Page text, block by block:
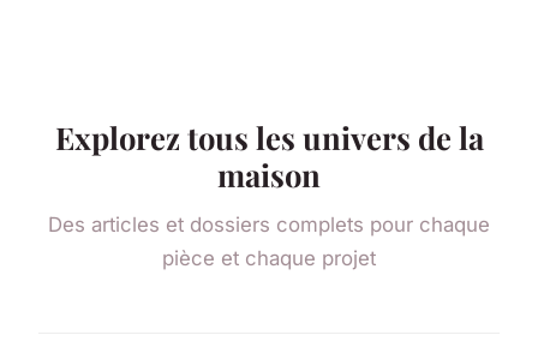
Explorez tous les univers de la
maison
Des articles et dossiers complets pour chaque
pièce et chaque projet